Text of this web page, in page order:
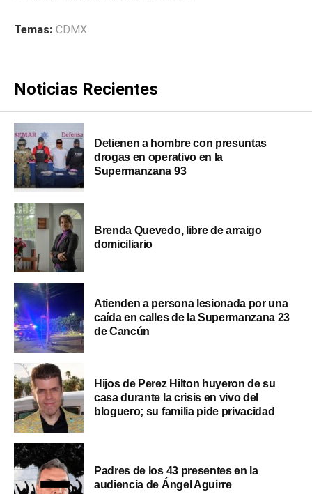
Temas: CDMX
Noticias Recientes
Detienen a hombre con presuntas
drogas en operativo en la
Supermanzana 93
Brenda Quevedo, libre de arraigo
domiciliario
Atienden a persona lesionada por una
caída en calles de la Supermanzana 23
de Cancún
Hijos de Perez Hilton huyeron de su
casa durante la crisis en vivo del
bloguero; su familia pide privacidad
Padres de los 43 presentes en la
audiencia de Ángel Aguirre